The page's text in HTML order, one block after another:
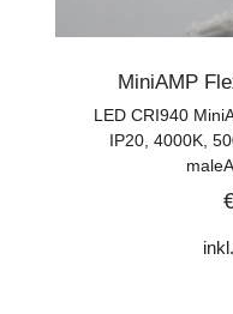
MiniAMP
LED CRI940
IP20, 4000K,